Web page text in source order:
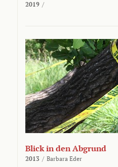
2019 /
Blick in den Abgrund
2013 / Barbara Eder